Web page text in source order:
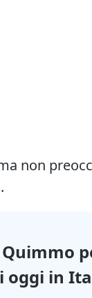
non
oggi in